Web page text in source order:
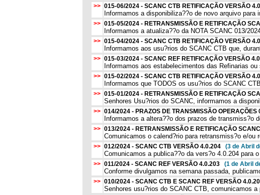
>> 015-06/2024 - SCANC CTB RETIFICAÇÃO VERSÃO
Informamos a disponibiliza??o de novo arquivo
>> 015-05/2024 - RETRANSMISSÃO E RETIFICAÇÃO
Informamos a atualiza??o da NOTA SCANC 013/
>> 015-04/2024 - SCANC CTB RETIFICAÇÃO VERSÃO
Informamos aos usu?rios do SCANC CTB que,
>> 015-03/2024 - SCANC REF RETIFICAÇÃO VERSÃO
Informamos aos estabelecimentos das Refinarias
>> 015-02/2024 - SCANC CTB RETIFICAÇÃO VERSÃO
Informamos que TODOS os usu?rios do SCANC
>> 015-01/2024 - RETRANSMISSÃO E RETIFICAÇÃO
Senhores Usu?rios do SCANC, informamos a
>> 014/2024 - PRAZOS DE TRANSMISSÃO OPERAÇÕES
Informamos a altera??o dos prazos de transmiss?o
>> 013/2024 - RETRANSMISSÃO E RETIFICAÇÃO
Comunicamos o calend?rio para retransmiss?o e/
>> 012/2024 - SCANC CTB VERSÃO 4.0.204 (3 de Abril
Comunicamos a publica??o da vers?o 4.0.204 para
>> 011/2024 - SCANC REF VERSÃO 4.0.203 (1 de Abril
Conforme divulgamos na semana passada,
>> 010/2024 - SCANC CTB E SCANC REF VERSÃO
Senhores usu?rios do SCANC CTB, comunicamos